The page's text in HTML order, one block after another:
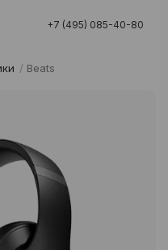
+7 (495) 085-40-80
/ Beats